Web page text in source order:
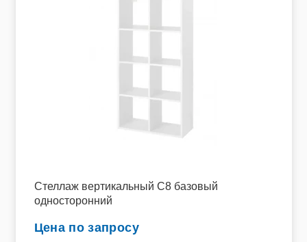
Стеллаж вертикальный C8 базовый
односторонний
Цена по запросу